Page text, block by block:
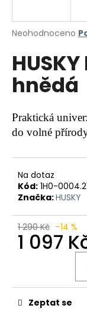
Průměrné
produktu
je
0,0
hvězdiček.
Neohodnoceno
hnědá
Praktická
do volné
Na dotaz
Kód: 1H0-
Značka:HUSKY
1 290 Kč –14 %
1 097
Zeptat se
j
t
?
D
o
p
o
j
e